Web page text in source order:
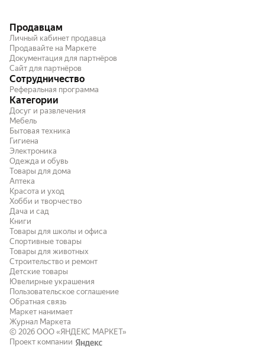
семьи в самый раз
Продавцам
Личный кабинет продавца
Продавайте на Маркете
Документация для партнёров
Сайт для партнёров
Сотрудничество
Реферальная программа
Категории
Досуг и развлечения
Мебель
Бытовая техника
Гигиена
Электроника
Одежда и обувь
Товары для дома
Аптека
Красота и уход
Хобби и творчество
Дача и сад
Книги
Товары для школы и офиса
Спортивные товары
Товары для животных
Строительство и ремонт
Детские товары
Ювелирные украшения
Пользовательское соглашение
Обратная связь
Маркет нанимает
Журнал Маркета
© 2026 ООО «ЯНДЕКС МАРКЕТ»
Проект компании